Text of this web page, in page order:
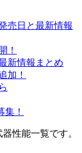
売日と最新情報
！
新情報まとめ
加！
！
性能一覧です。